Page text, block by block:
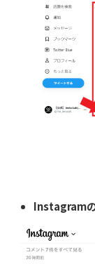
Instagram